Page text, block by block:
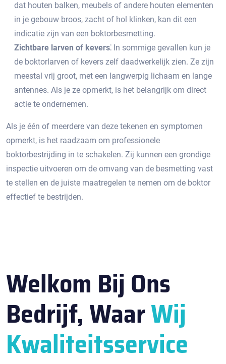
dat houten balken, meubels of andere houten elementen
in je gebouw broos, zacht of hol klinken, kan dit een
indicatie zijn van een boktorbesmetting.
Zichtbare larven of kevers⁚ In sommige gevallen kun je
de boktorlarven of kevers zelf daadwerkelijk zien. Ze zijn
meestal vrij groot, met een langwerpig lichaam en lange
antennes.​ Als je ze opmerkt, is het belangrijk om direct
actie te ondernemen.​
Als je één of meerdere van deze tekenen en symptomen
opmerkt, is het raadzaam om professionele
boktorbestrijding in te schakelen.​ Zij kunnen een grondige
inspectie uitvoeren om de omvang van de besmetting vast
te stellen en de juiste maatregelen te nemen om de boktor
effectief te bestrijden.​
Welkom Bij Ons
Bedrijf, WaarWij
Kwaliteitsservice